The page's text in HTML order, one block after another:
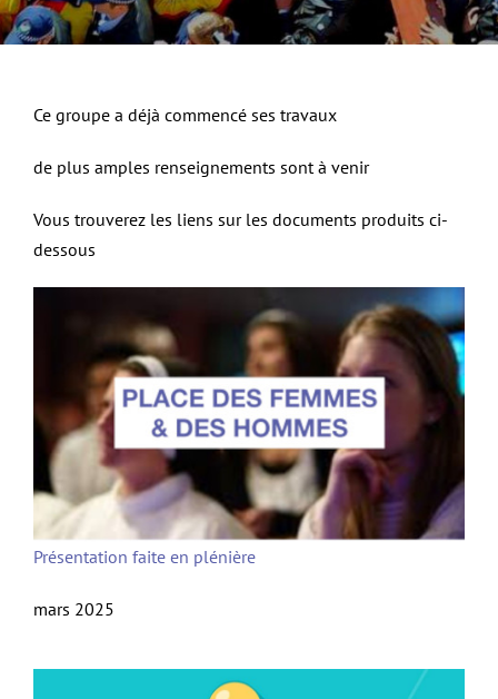
Ce groupe a déjà commencé ses travaux
de plus amples renseignements sont à venir
Vous trouverez les liens sur les documents produits ci-
dessous
Présentation faite en plénière
mars 2025